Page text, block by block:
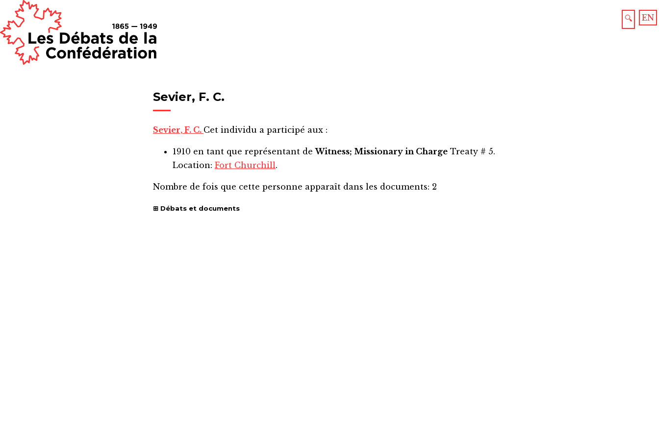
EN
🔍
Sevier, F. C.
Sevier, F. C. Cet individu a participé aux :
1910 en tant que représentant deWitness; Missionary in Charge Treaty # 5.
Location: Fort Churchill.
Nombre de fois que cette personne apparaît dans les documents: 2
Débats et documents